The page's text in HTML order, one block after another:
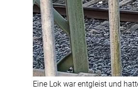
Eine Lok war entgleist und